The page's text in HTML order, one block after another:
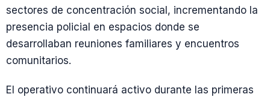
sectores de concentración social, incrementando la
presencia policial en espacios donde se
desarrollaban reuniones familiares y encuentros
comunitarios.
El operativo continuará activo durante las primeras